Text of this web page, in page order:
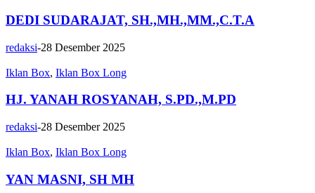
DEDI SUDARAJAT, SH.,MH.,MM.,C.T.A
redaksi-28 Desember 2025
Iklan Box, Iklan Box Long
HJ. YANAH ROSYANAH, S.PD.,M.PD
redaksi-28 Desember 2025
Iklan Box, Iklan Box Long
YAN MASNI, SH MH